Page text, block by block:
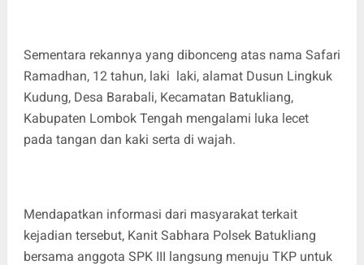
Sementara rekannya yang dibonceng atas nama Safari
Ramadhan, 12 tahun, laki laki, alamat Dusun Lingkuk
Kudung, Desa Barabali, Kecamatan Batukliang,
Kabupaten Lombok Tengah mengalami luka lecet
pada tangan dan kaki serta di wajah.
Mendapatkan informasi dari masyarakat terkait
kejadian tersebut, Kanit Sabhara Polsek Batukliang
bersama anggota SPK III langsung menuju TKP untuk